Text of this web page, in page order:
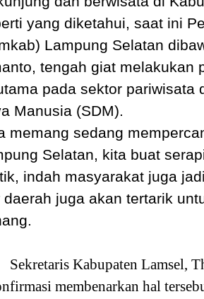
yang diketahui, saat ini
Lampung Selatan
tengah giat melakukan
pada sektor pariwisata
Manusia (SDM).
memang sedang
Selatan, kita buat
indah masyarakat juga
daerah juga akan tertarik
Sekretaris Kabupaten Lamsel,
membenarkan hal